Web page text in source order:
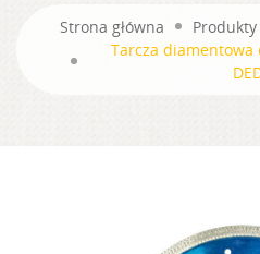
Strona główna
Produkty
Tarcza diamentowa